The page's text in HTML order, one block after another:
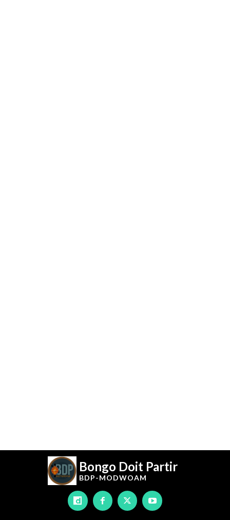
Bongo Doit Partir
BDP-MODWOAM